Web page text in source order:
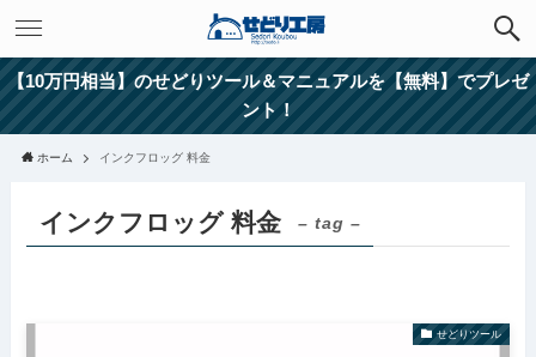
【10万円相当】のせどりツール＆マニュアルを【無料】でプレゼ
ント！
ホーム インクフロッグ 料金
インクフロッグ 料金 – tag –
せどりツール